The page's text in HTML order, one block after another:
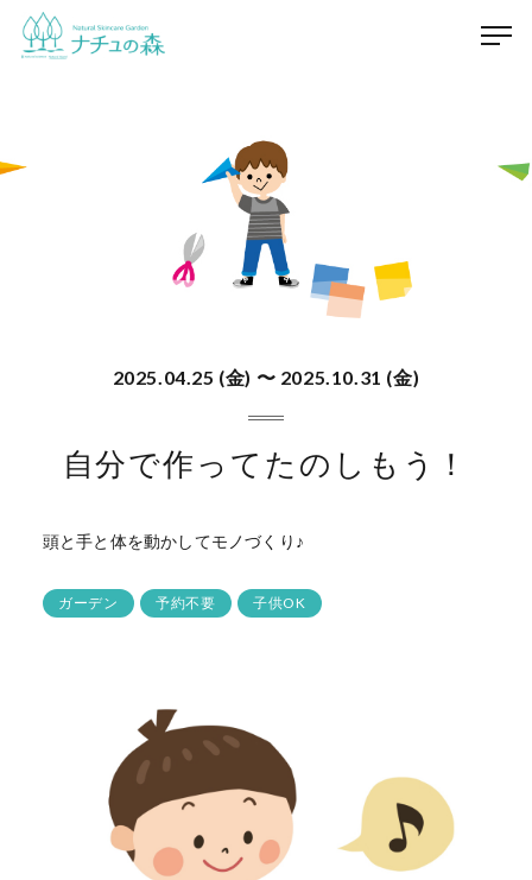
2025.04.25 (金) 〜 2025.10.31 (金)
自分で作ってたのしもう！
頭と手と体を動かしてモノづくり♪
ガーデン 予約不要 子供OK